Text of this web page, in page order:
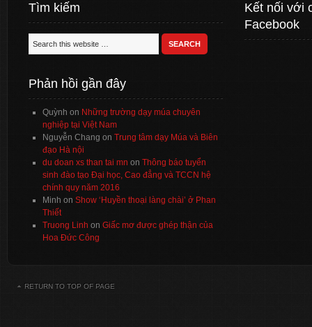
Tìm kiếm
Phản hồi gần đây
Quỳnh on Những trường dạy múa chuyên
nghiệp tại Việt Nam
Nguyễn Chang on Trung tâm dạy Múa và Biên
đạo Hà nội
du doan xs than tai mn on Thông báo tuyển
sinh đào tạo Đại học, Cao đẳng và TCCN hệ
chính quy năm 2016
Minh on Show ‘Huyền thoại làng chài’ ở Phan
Thiết
Truong Linh on Giấc mơ được ghép thận của
Hoa Đức Công
Kết nối với
Facebook
RETURN TO TOP OF PAGE